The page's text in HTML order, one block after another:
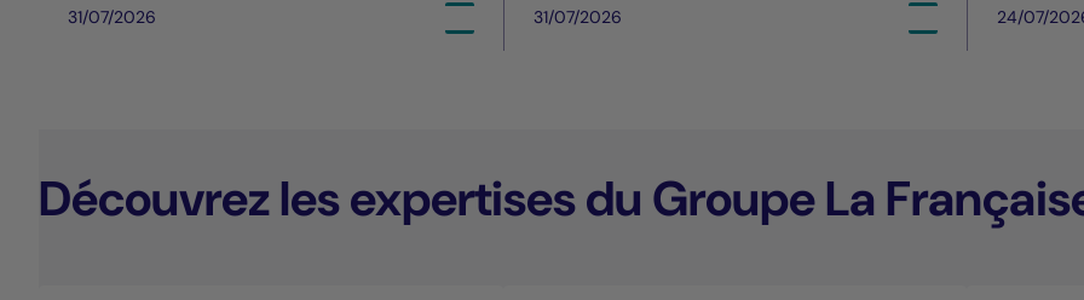
31/07/2026 31/07/2026 24/07/
Découvrez les expertises du Groupe La